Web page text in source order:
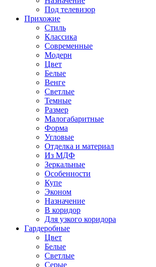
Под телевизор
Прихожие
Стиль
Классика
Современные
Модерн
Цвет
Белые
Венге
Светлые
Темные
Размер
Малогабаритные
Форма
Угловые
Отделка и материал
Из МДФ
Зеркальные
Особенности
Купе
Эконом
Назначение
В коридор
Для узкого коридора
Гардеробные
Цвет
Белые
Светлые
Серые